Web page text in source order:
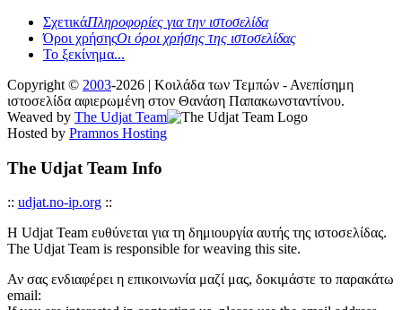
ΣχετικάΠληροφορίες για την ιστοσελίδα
Όροι χρήσηςΟι όροι χρήσης της ιστοσελίδας
Το ξεκίνημα...
Copyright © 2003-2026 | Κοιλάδα των Τεμπών - Ανεπίσημη
ιστοσελίδα αφιερωμένη στον Θανάση Παπακωνσταντίνου.
Weaved by The Udjat Team
Hosted by Pramnos Hosting
The Udjat Team Info
:: udjat.no-ip.org ::
Η Udjat Team ευθύνεται για τη δημιουργία αυτής της ιστοσελίδας.
The Udjat Team is responsible for weaving this site.
Αν σας ενδιαφέρει η επικοινωνία μαζί μας, δοκιμάστε το παρακάτω
email: